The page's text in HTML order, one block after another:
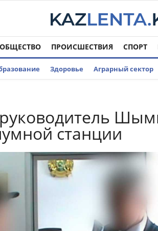
ОБЩЕСТВО ПРОИСШЕСТВИЯ СПОРТ
Здоровье Аграрный сектор
станции